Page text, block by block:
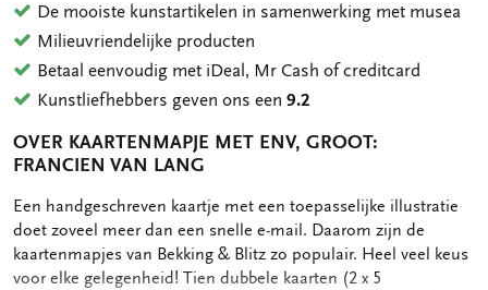
De mooiste kunstartikelen in samenwerking met musea
Milieuvriendelijke producten
Betaal eenvoudig met iDeal, Mr Cash of creditcard
Kunstliefhebbers geven ons een9.2
OVER KAARTENMAPJE MET ENV, GROOT:
FRANCIEN VAN LANG
OMSCHRIJVING
Een handgeschreven kaartje met een toepasselijke illustratie
doet zoveel meer dan een snelle e-mail. Daarom zijn de
kaartenmapjes van Bekking & Blitz zo populair. Heel veel keus
voor elke gelegenheid! Tien dubbele kaarten (2 x 5